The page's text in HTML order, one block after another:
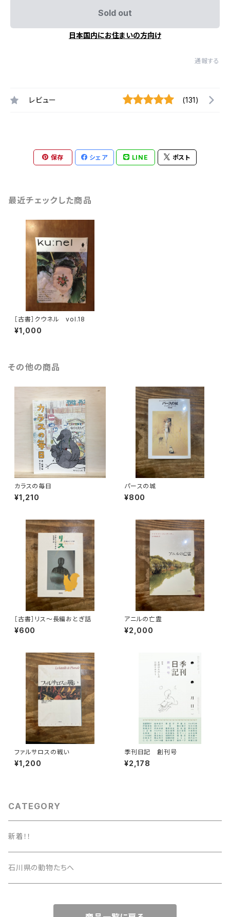
Sold out
日本国内にお住まいの方向け
通報する
レビュー (131)
保存 シェア LINE ポスト
最近チェックした商品
［古書］クウネル vol.18
¥1,000
その他の商品
カラスの毎日
¥1,210
パースの城
¥800
［古書］リス〜長編おとぎ話
¥600
アニルの亡霊
¥2,000
ファルサロスの戦い
¥1,200
季刊日記 創刊号
¥2,178
CATEGORY
新着！！
石川県の動物たちへ